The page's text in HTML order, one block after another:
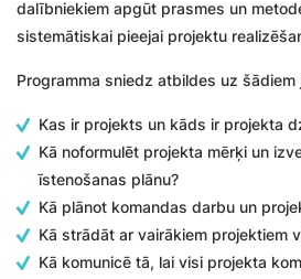
dalībniekiem apgūt prasmes un
sistemātiskai pieejai projektu
Programma sniedz atbildes uz šādiem
Kas ir projekts un kāds ir projekta
Kā noformulēt projekta mērķi un
īstenošanas plānu?
Kā plānot komandas darbu un
Kā strādāt ar vairākiem projektiem
Kā komunicē tā, lai visi projekta